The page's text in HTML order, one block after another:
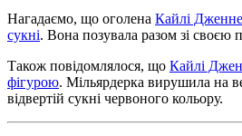
Нагадаємо, що оголена Кайлі
сукні. Вона позувала разом зі своєю
Також повідомлялося, що Кайлі
фігурою. Мільярдерка вирушила на
відвертій сукні червоного кольору.